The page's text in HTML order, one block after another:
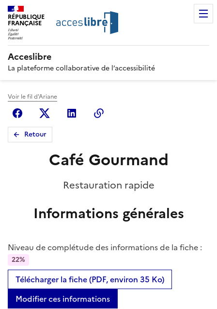
RÉPUBLIQUE
FRANÇAISE
Acceslibre
La plateforme collaborative de l’accessibilité
Voir le fil d'Ariane
FacebookX (anciennement Twitter)
Linkedin
Retour
Café Gourmand
Restauration rapide
Informations générales
Niveau de complétude des informations de la fiche :
22%
Télécharger la fiche (PDF, environ 35 Ko)
Modifier ces informations